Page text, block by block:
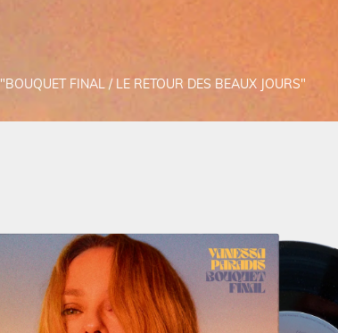
"BOUQUET FINAL / LE RETOUR DES BEAUX JOURS"